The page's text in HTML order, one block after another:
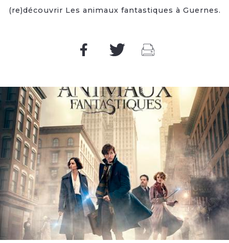
(re)découvrir Les animaux fantastiques à Guernes.